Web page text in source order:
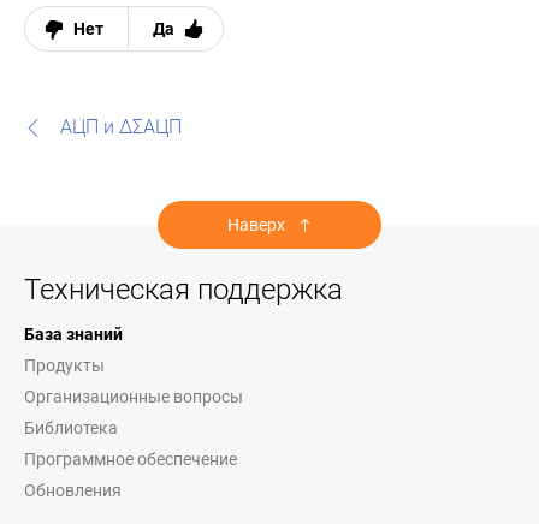
Нет Да
АЦП и ΔΣАЦП
Наверх
Техническая поддержка
База знаний
Продукты
Организационные вопросы
Библиотека
Программное обеспечение
Обновления